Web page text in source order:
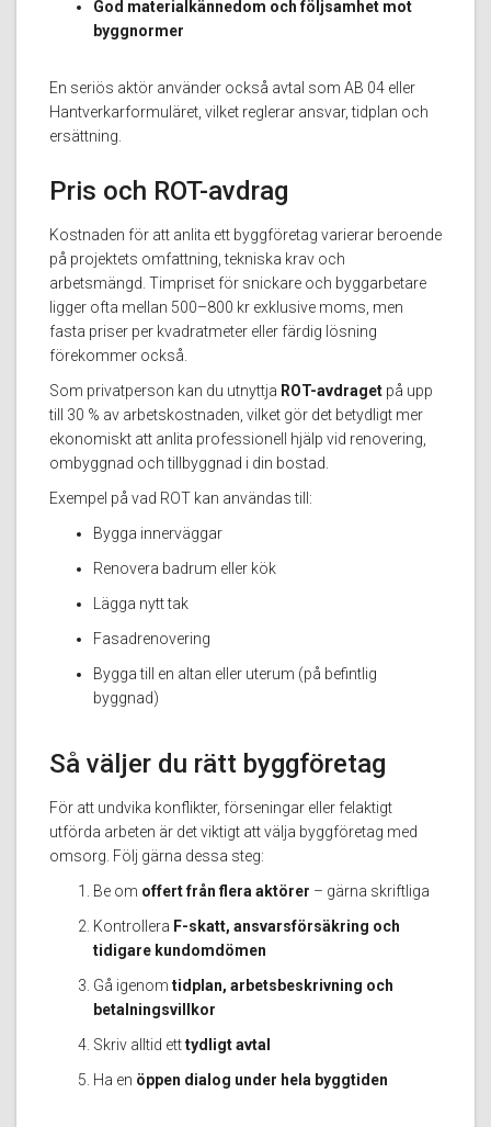
God materialkännedom och följsamhet mot
byggnormer
En seriös aktör använder också avtal som AB 04 eller
Hantverkarformuläret, vilket reglerar ansvar, tidplan och
ersättning.
Pris och ROT-avdrag
Kostnaden för att anlita ett byggföretag varierar beroende
på projektets omfattning, tekniska krav och
arbetsmängd. Timpriset för snickare och byggarbetare
ligger ofta mellan 500–800 kr exklusive moms, men
fasta priser per kvadratmeter eller färdig lösning
förekommer också.
Som privatperson kan du utnyttja ROT-avdraget på upp
till 30 % av arbetskostnaden, vilket gör det betydligt mer
ekonomiskt att anlita professionell hjälp vid renovering,
ombyggnad och tillbyggnad i din bostad.
Exempel på vad ROT kan användas till:
Bygga innerväggar
Renovera badrum eller kök
Lägga nytt tak
Fasadrenovering
Bygga till en altan eller uterum (på befintlig
byggnad)
Så väljer du rätt byggföretag
För att undvika konflikter, förseningar eller felaktigt
utförda arbeten är det viktigt att välja byggföretag med
omsorg. Följ gärna dessa steg:
Be om offert från flera aktörer – gärna skriftliga
Kontrollera F-skatt, ansvarsförsäkring och
tidigare kundomdömen
Gå igenom tidplan, arbetsbeskrivning och
betalningsvillkor
Skriv alltid etttydligt avtal
Ha en öppen dialog under hela byggtiden